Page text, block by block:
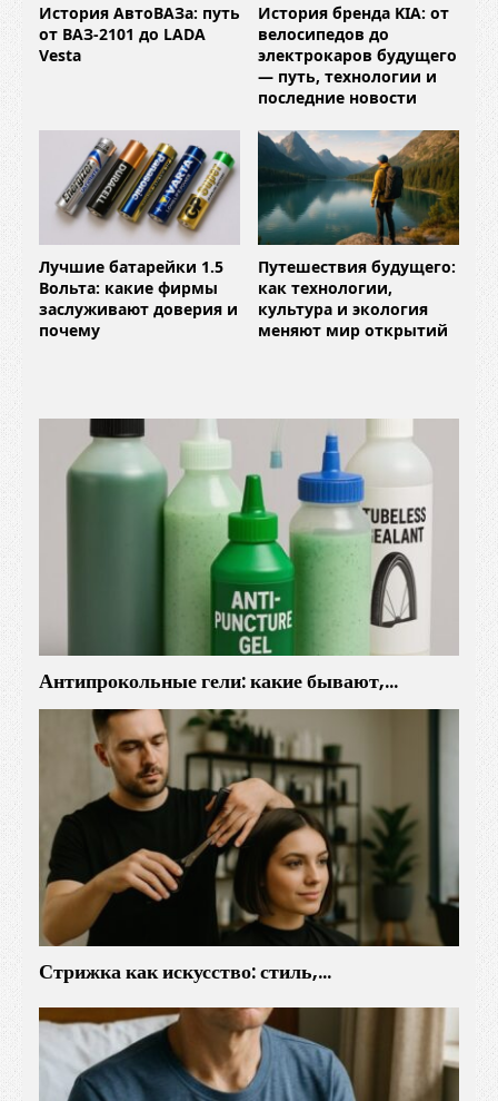
История АвтоВАЗа: путь
от ВАЗ-2101 до LADA
Vesta
История бренда KIA: от
велосипедов до
электрокаров будущего
— путь, технологии и
последние новости
Лучшие батарейки 1.5
Вольта: какие фирмы
заслуживают доверия и
почему
Путешествия будущего:
как технологии,
культура и экология
меняют мир открытий
Антипрокольные гели: какие бывают,…
Стрижка как искусство: стиль,…